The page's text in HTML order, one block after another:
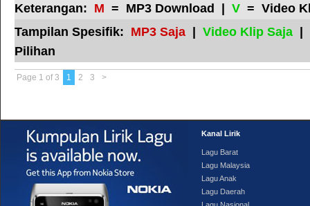
Keterangan: M = MP3 Download | V = Video
Tampilan Spesifik: MP3 Saja | Video Klip Saja |
Pilihan
Page 1 of 3 1 2 3 >
Kanal Lirik
Lagu Barat
Lagu Malaysia
Lagu Anak
Lagu Daerah